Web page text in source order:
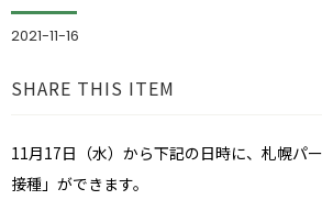
2021-11-16
SHARE THIS ITEM
11月17日（水）から下記の日時に、札幌パ
接種」ができます。